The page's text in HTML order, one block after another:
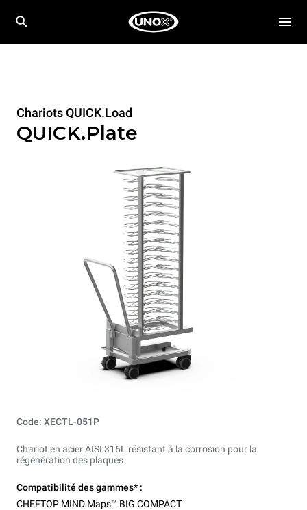
Chariots QUICK.Load
QUICK.Plate
Code: XECTL-051P
Chariot en acier AISI 316L résistant à la corrosion pour la
régénération des plaques.
Compatibilité des gammes* :
CHEFTOP MIND.Maps™ BIG COMPACT